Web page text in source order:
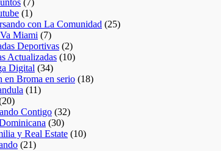
(1)
con La Comunidad (25)
Miami (7)
Deportivas (2)
Actualizadas (10)
Digital (34)
en Broma en serio (18)
(11)
Contigo (32)
(30)
y Real Estate (10)
(21)